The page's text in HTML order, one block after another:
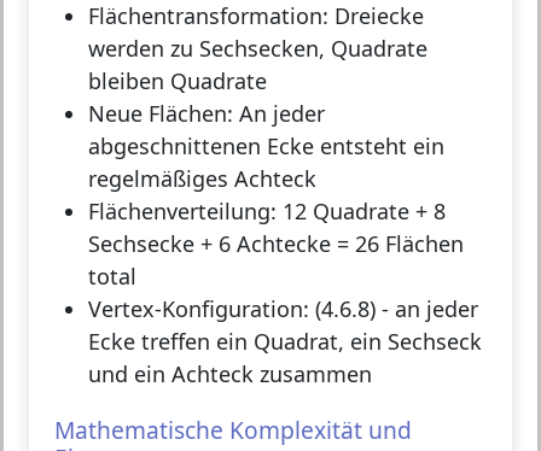
Flächentransformation: Dreiecke
werden zu Sechsecken, Quadrate
bleiben Quadrate
Neue Flächen: An jeder
abgeschnittenen Ecke entsteht ein
regelmäßiges Achteck
Flächenverteilung: 12 Quadrate + 8
Sechsecke + 6 Achtecke = 26 Flächen
total
Vertex-Konfiguration: (4.6.8) - an jeder
Ecke treffen ein Quadrat, ein Sechseck
und ein Achteck zusammen
Mathematische Komplexität und